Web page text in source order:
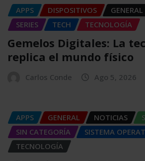
APPS DISPOSITIVOS GENERAL
SERIES
TECH TECNOLOGÍA
Gemelos Digitales: La
replica el mundo físico
Carlos Conde Ago 5, 2026
APPS GENERAL NOTICIAS
SIN CATEGORÍA
SISTEMA
TECNOLOGÍA